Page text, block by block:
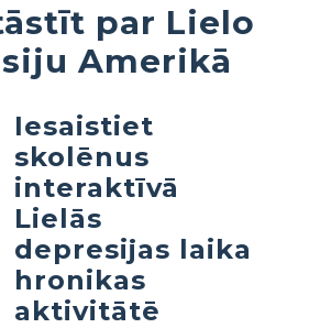
par Lielo
Amerikā
Iesaistiet
skolēnus
interaktīvā
Lielās
depresijas laika
hronikas
aktivitātē